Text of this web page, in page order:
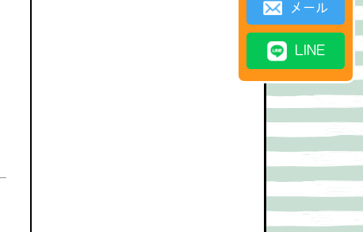
メール
LINE